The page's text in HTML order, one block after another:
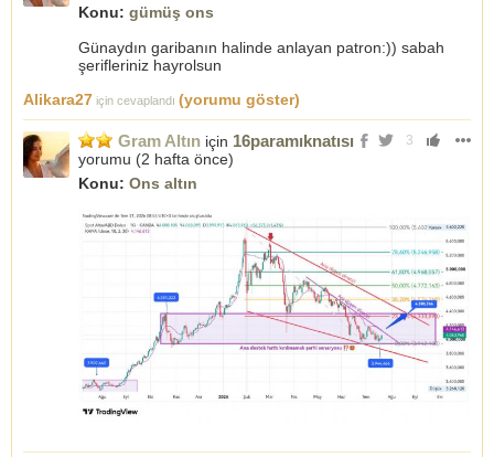
Konu: gümüş ons
Günaydın garibanın halinde anlayan patron:)) sabah
şerifleriniz hayrolsun
Alikara27 için cevaplandı (yorumu göster)
3
Gram Altın için 16paramıknatısı
yorumu (2 hafta önce)
Konu: Ons altın